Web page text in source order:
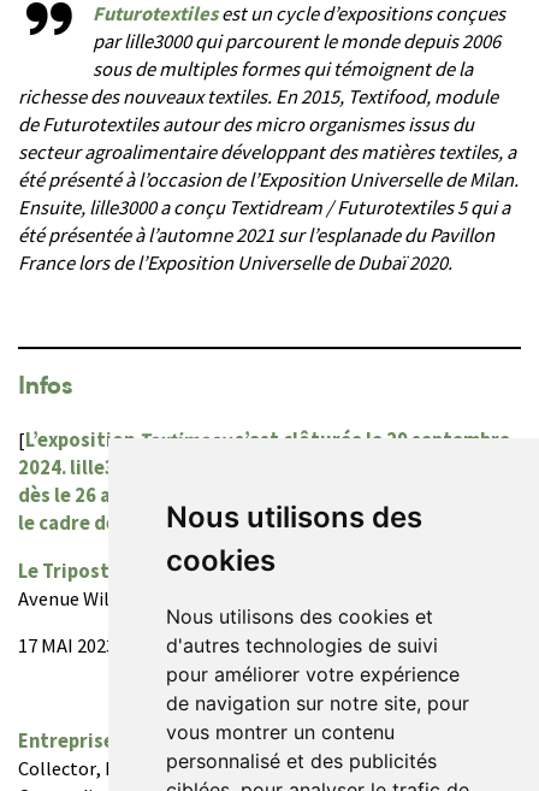
Nous utilisons des
cookies
Nous utilisons des cookies et
d'autres technologies de suivi
pour améliorer votre expérience
de navigation sur notre site, pour
vous montrer un contenu
personnalisé et des publicités
Futurotextilesest un cycle d’expositions conçues
par lille3000 qui parcourent le monde depuis 2006
sous de multiples formes qui témoignent de la
richesse des nouveaux textiles. En 2015, Textifood, module
deFuturotextilesautour des micro organismes issus du
secteur agroalimentaire développant des matières textiles, a
été présenté à l’occasion de l’Exposition Universelle de Milan.
Ensuite, lille3000 a conçu Textidream / Futurotextiles 5qui a
été présentée à l’automne 2021 sur l’esplanade du Pavillon
France lors de l’Exposition Universelle de Dubaï 2020.
Infos
[L’exposition Textimoovs’est clôturée le 29 septembre
2024. lille3000 vous donne rendez-vous au Tripostal
dès le 26 avril 2025 pour une nouvelle exposition dans
le cadre de
Fiesta]
Le Tripostal
Avenue Willy Brandt, Lille (F) : Gare Lille Flandres
17 MAI 2023 → 29 SEPT 2024
Entreprises
: Adidas, Armalith, Asics, Basaltex, Boite
Collector, Brochier, Ceramiq, Chlore, Chomarat, Clubtex,